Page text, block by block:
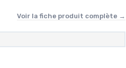
Voir la fiche produit complète →